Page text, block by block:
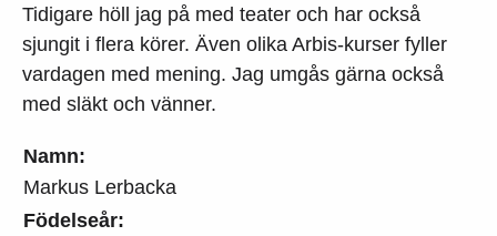
Namn:
Markus Lerbacka
Födelseår:
Tidigare höll jag på med teater och har också
sjungit i flera körer. Även olika Arbis-kurser fyller
vardagen med mening. Jag umgås gärna också
med släkt och vänner.